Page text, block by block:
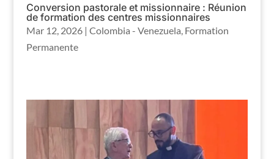
Conversion pastorale et missionnaire : Réunion
de formation des centres missionnaires
Mar 12, 2026| Colombia - Venezuela Formation
Permanente